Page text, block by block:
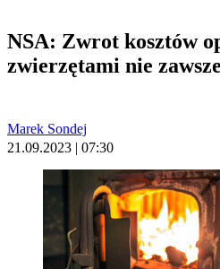
NSA: Zwrot kosztów
zwierzętami nie
Marek Sondej
21.09.2023 | 07:30